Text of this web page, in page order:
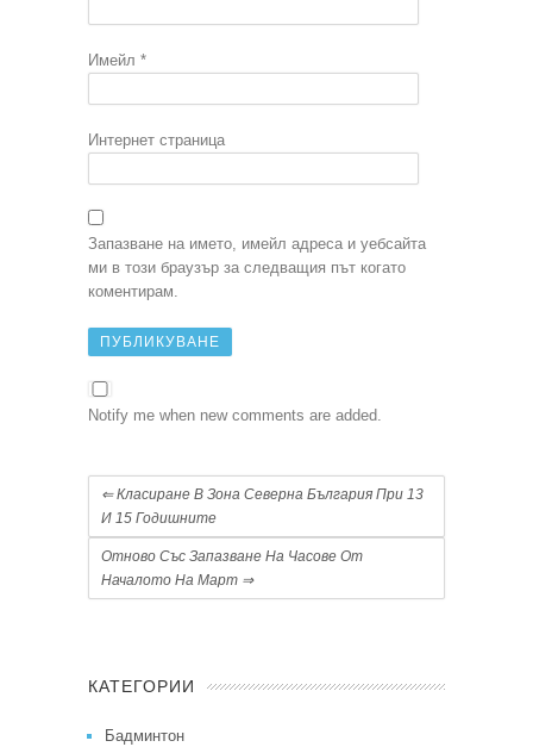
Имейл *
Интернет страница
Запазване на името, имейл адреса и уебсайта
ми в този браузър за следващия път когато
коментирам.
Notify me when new comments are added.
⇐Класиране В Зона Северна България При 13
И 15 Годишните
Отново Със Запазване На Часове От
Началото На Март ⇒
КАТЕГОРИИ
Бадминтон